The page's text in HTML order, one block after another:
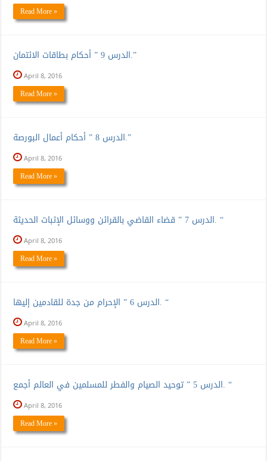
Read More »
الدرس 9 ” أحكام بطاقات الائتمان.”
April 8, 2016
Read More »
الدرس 8 ” أحكام أعمال البورصة.”
April 8, 2016
Read More »
الدرس 7 ” قضاء القاضي بالقرائن ووسائل الإثبات الحديثة. “
April 8, 2016
Read More »
الدرس 6 ” الإحرام من جدة للقادمين إليها. “
April 8, 2016
Read More »
الدرس 5 ” توحيد الصيام والفطر للمسلمين في العالم أجمع. “
April 8, 2016
Read More »